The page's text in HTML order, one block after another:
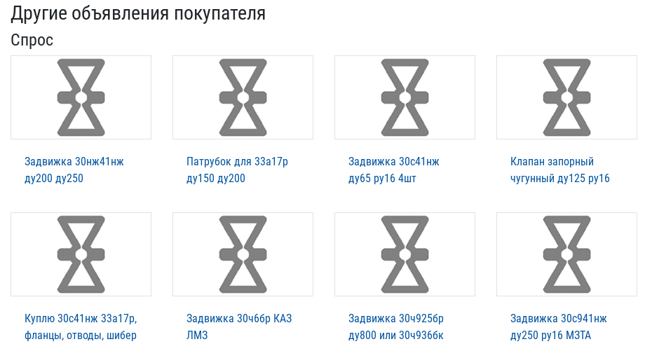
Другие объявления покупателя
Спрос
Задвижка 30нж41нж
ду200 ду250
Патрубок для 33а17р
ду150 ду200
Задвижка 30с41нж
ду65 ру16 4шт
Клапан запорный
чугунный ду125 ру16
Куплю 30с41нж 33а17р,
фланцы, отводы, шибер
Задвижка 30ч6бр КАЗ
ЛМЗ
Задвижка 30ч925бр
ду800 или 30ч936бк
Задвижка 30с941нж
ду250 ру16 МЗТА